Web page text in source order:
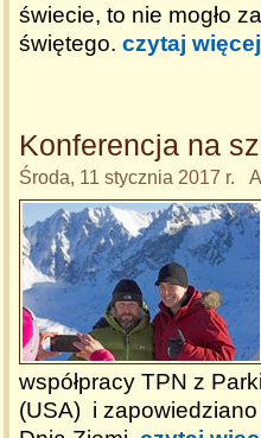
świecie, to nie mogło
świętego. czytaj więcej
Konferencja na
Środa, 11 stycznia 2017 r.
współpracy TPN z
(USA) i